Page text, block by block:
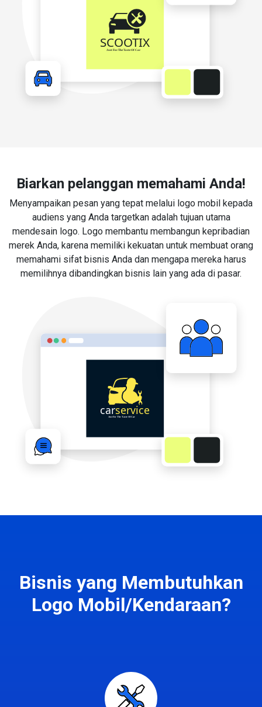
Biarkan pelanggan memahami Anda!
Menyampaikan pesan yang tepat melalui logo mobil kepada
audiens yang Anda targetkan adalah tujuan utama
mendesain logo. Logo membantu membangun kepribadian
merek Anda, karena memiliki kekuatan untuk membuat orang
memahami sifat bisnis Anda dan mengapa mereka harus
memilihnya dibandingkan bisnis lain yang ada di pasar.
Bisnis yang Membutuhkan
Logo Mobil/Kendaraan?